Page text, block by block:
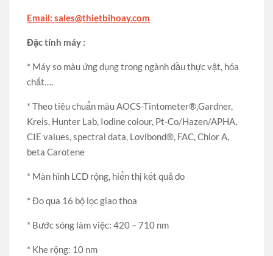
Email:sales@thietbihoay.com
Đặc tính máy :
* Máy so màu ứng dụng trong ngành dầu thực vật, hóa
chất….
* Theo tiêu chuẩn màu AOCS-Tintometer®,Gardner,
Kreis, Hunter Lab, Iodine colour, Pt-Co/Hazen/APHA,
CIE values, spectral data, Lovibond®, FAC, Chlor A,
beta Carotene
* Màn hình LCD rộng, hiển thị kết quả đo
* Đo qua 16 bộ lọc giao thoa
* Bước sóng làm việc: 420 – 710 nm
* Khe rộng: 10 nm